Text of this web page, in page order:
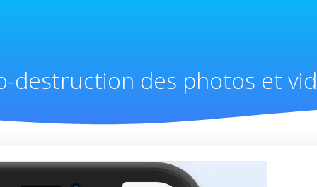
destruction des photos et